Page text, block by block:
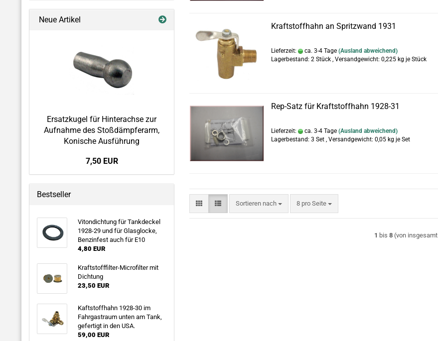
Kraftstoffhahn an Spritzwand 1931
Lieferzeit: ca. 3-4 Tage (Ausland abweichend)
Lagerbestand: 2 Stück , Versandgewicht: 0,225 kg je Stück
Rep-Satz für Kraftstoffhahn 1928-31
Lieferzeit: ca. 3-4 Tage (Ausland abweichend)
Lagerbestand: 3 Set , Versandgewicht: 0,05 kg je Set
Sortieren nach
Sortieren nach 8 pro Seite
pro Seite
1 bis 8 (von insgesamt
Neue Artikel
Ersatzkugel für Hinterachse zur
Aufnahme des Stoßdämpferarm,
Konische Ausführung
7,50 EUR
Bestseller
Vitondichtung für Tankdeckel
1928-29 und für Glasglocke,
Benzinfest auch für E10
4,80 EUR
Kraftstofffilter-Microfilter mit
Dichtung
23,50 EUR
Kaftstoffhahn 1928-30 im
Fahrgastraum unten am Tank,
gefertigt in den USA.
59,00 EUR